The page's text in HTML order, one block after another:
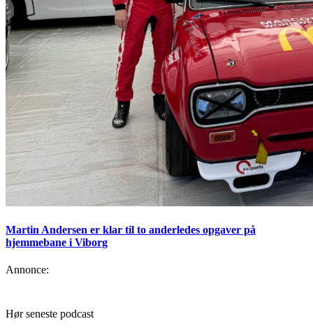
Martin Andersen er klar til to anderledes opgaver på
hjemmebane i Viborg
Annonce:
Hør seneste podcast